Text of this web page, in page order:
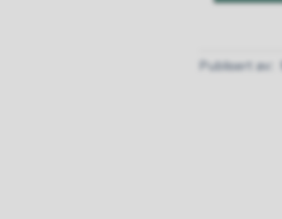
Publisert av